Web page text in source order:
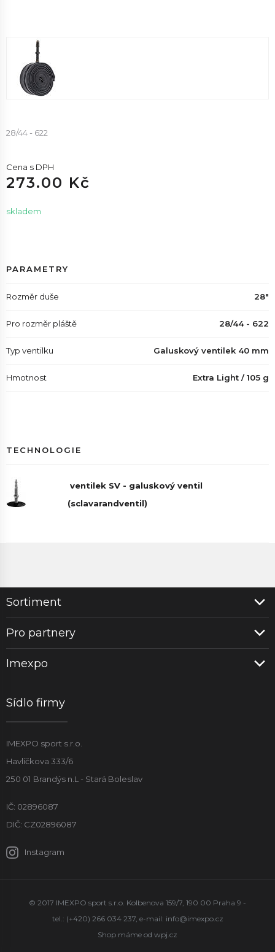
28/44 - 622
Cena s DPH
273.00 Kč
skladem
PARAMETRY
Rozměr duše 28"
Pro rozměr pláště 28/44 - 622
Typ ventilku Galuskový ventilek 40 mm
Hmotnost Extra Light / 105 g
TECHNOLOGIE
ventilek SV - galuskový ventil
(sclavarandventil)
Sortiment
Pro partnery
Imexpo
Sídlo firmy
IMEXPO sport s.r.o.
Havlíčkova 333/6
250 01 Brandýs n.L - Stará Boleslav
IČ: 02896087
DIČ: CZ02896087
Instagram
© 2017 IMEXPO sport s.r.o. Kolbenova 159/7, 190 00 Praha 9 -
tel.: (+420) 266 034 237, e-mail: info@imexpo.cz
Shop máme od wpj.cz